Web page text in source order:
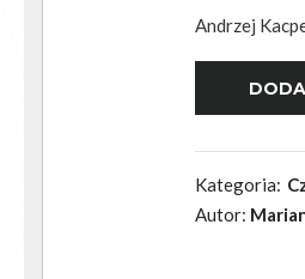
Andrzej
Kategoria:
Autor: